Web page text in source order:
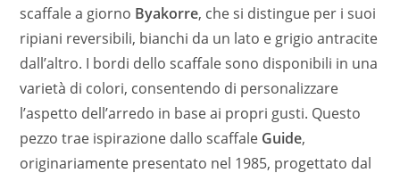
scaffale a giorno Byakorre, che si distingue per i suoi
ripiani reversibili, bianchi da un lato e grigio antracite
dall’altro. I bordi dello scaffale sono disponibili in una
varietà di colori, consentendo di personalizzare
l’aspetto dell’arredo in base ai propri gusti. Questo
pezzo trae ispirazione dallo scaffale Guide,
originariamente presentato nel 1985, progettato dal